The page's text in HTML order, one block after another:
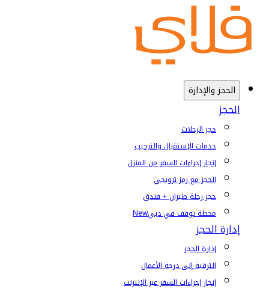
الحجز والإدارة
الحجز
حجز الرحلات
خدمات الإستقبال والترحيب
إنجاز إجراءات السفر من المنزل
الحجز مع رمز ترويجي
حجز رحلة طيران + فندق
محطة توقف في دبيNew
إدارة الحجز
إدارة الحجز
الترقية إلى درجة الأعمال
إنجاز إجراءات السفر عبر الإنترنت